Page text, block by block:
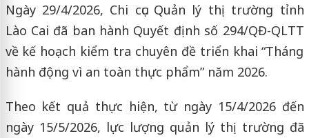
Ngày 29/4/2026, Chi cục Quản lý thị trường tỉnh
Lào Cai đã ban hành Quyết định số 294/QĐ-QLTT
về kế hoạch kiểm tra chuyên đề triển khai “Tháng
hành động vì an toàn thực phẩm” năm 2026.
Theo kết quả thực hiện, từ ngày 15/4/2026 đến
ngày 15/5/2026, lực lượng quản lý thị trường đã